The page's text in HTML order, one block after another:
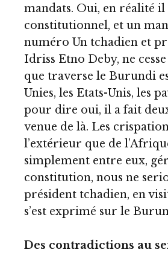
mandats. Oui, en réalité
constitutionnel, et un
numéro Un tchadien et
Idriss Etno Deby, ne
que traverse le Burundi
Unies, les Etats-Unis, les
pour dire oui, il a fait
venue de là. Les
l’extérieur que de
simplement entre eux,
constitution, nous ne
président tchadien, en
s’est exprimé sur le
Des contradictions au